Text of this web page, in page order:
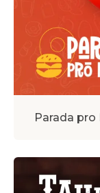
Parada pro